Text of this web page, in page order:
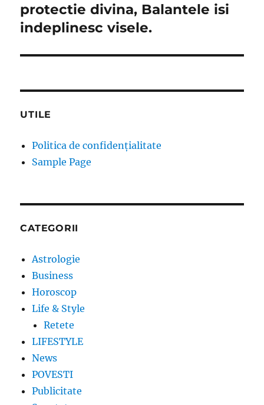
protectie divina, Balantele isi
indeplinesc visele.
UTILE
Politica de confidențialitate
Sample Page
CATEGORII
Astrologie
Business
Horoscop
Life & Style
Retete
LIFESTYLE
News
POVESTI
Publicitate